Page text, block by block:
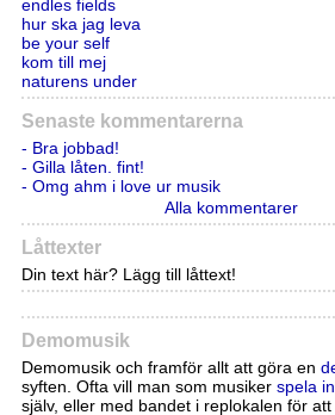
endles fields
hur ska jag leva
be your self
kom till mej
naturens under
Senaste kommentarerna
- Bra jobbad!
- Gilla låten. fint!
- Omg ahm i love ur musik
Alla kommentarer
Låttexter
Din text här? Lägg till låttext!
Demomusik
Demomusik och framför allt att göra en
syften. Ofta vill man som musiker spela in
själv, eller med bandet i replokalen för